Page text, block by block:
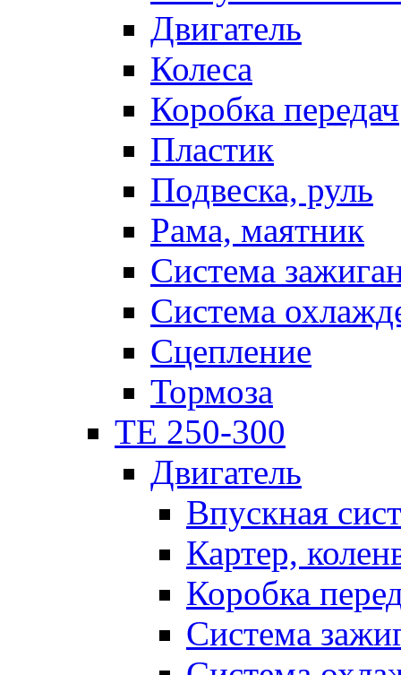
Двигатель
Колеса
Коробка передач
Пластик
Подвеска, руль
Рама, маятник
Система
Система
Сцепление
Тормоза
TE 250-300
Двигатель
Впускная
Картер,
Коробка
Система